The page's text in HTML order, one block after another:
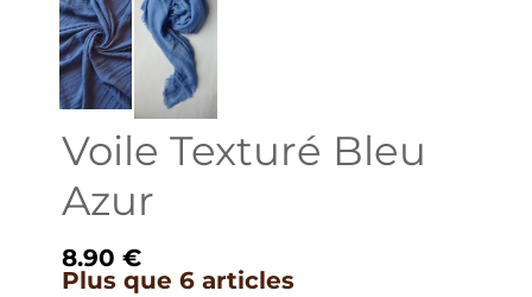
Voile Texturé Bleu
Azur
8.90 €
Plus que 6 articles